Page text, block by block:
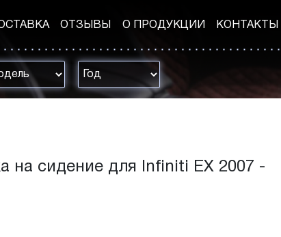
ОТЗЫВЫ О ПРОДУКЦИИ КОНТАКТЫ
на сидение для Infiniti EX 2007 -